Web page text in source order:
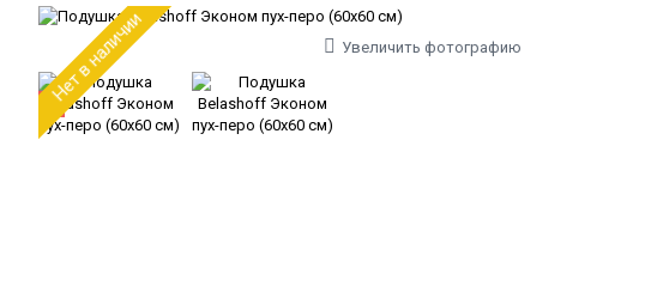
Нет в наличии Увеличить фотографию